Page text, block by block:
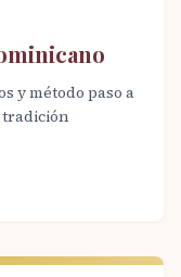
y método paso a
tradición